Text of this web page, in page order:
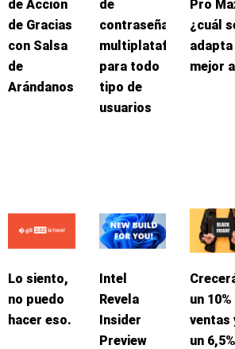
de Acción
de Gracias
con Salsa
de
Arándanos
de
contraseñas
multiplataforma
para todo
tipo de
usuarios
Pro
¿cuál
adapta
mejor
Lo siento,
no puedo
hacer eso.
Intel
Revela
Insider
Preview
un
ventas
un